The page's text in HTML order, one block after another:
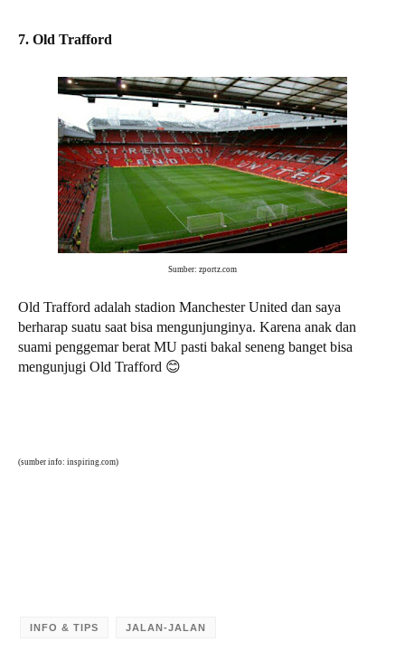
7. Old Trafford
Sumber: zportz.com
Old Trafford adalah stadion Manchester United dan saya
berharap suatu saat bisa mengunjunginya. Karena anak dan
suami penggemar berat MU pasti bakal seneng banget bisa
mengunjugi Old Trafford 😊
(sumber info: inspiring.com)
INFO & TIPS JALAN-JALAN